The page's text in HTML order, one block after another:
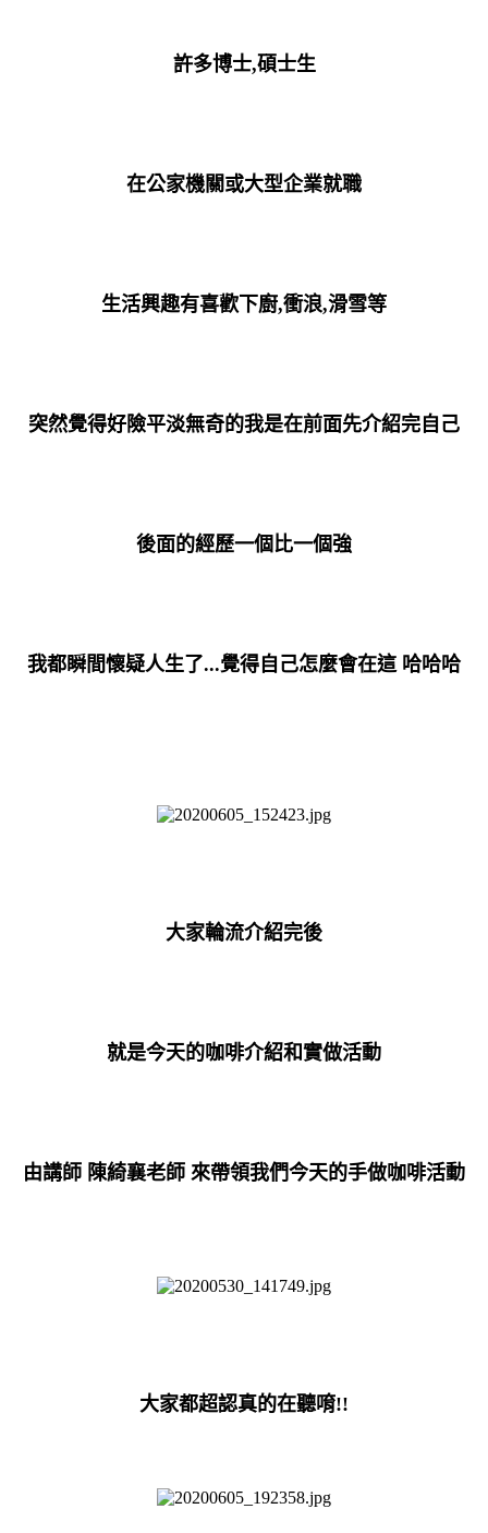
許多博士,碩士生
在公家機關或大型企業就職
生活興趣有喜歡下廚,衝浪,滑雪等
突然覺得好險平淡無奇的我是在前面先介紹完自己
後面的經歷一個比一個強
我都瞬間懷疑人生了...覺得自己怎麼會在這 哈哈哈
大家輪流介紹完後
就是今天的咖啡介紹和實做活動
由講師 陳綺襄老師 來帶領我們今天的手做咖啡活動
大家都超認真的在聽唷!!